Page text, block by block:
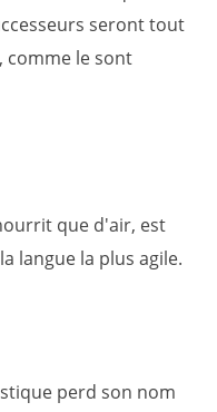
seront tout
comme le sont
que d'air, est
langue la plus agile.
perd son nom